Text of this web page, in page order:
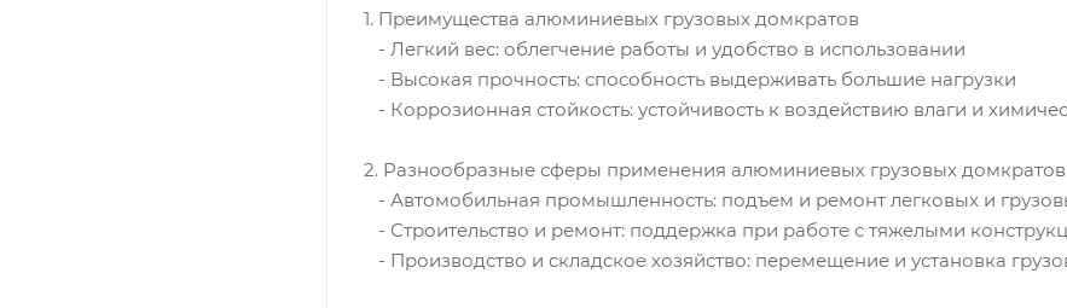
1. Преимущества алюминиевых грузовых домкратов
- Легкий вес: облегчение работы и удобство в использовании
- Высокая прочность: способность выдерживать большие нагрузки
- Коррозионная стойкость: устойчивость к воздействию влаги и
2. Разнообразные сферы применения алюминиевых грузовых домкратов
- Автомобильная промышленность: подъем и ремонт легковых и
- Строительство и ремонт: поддержка при работе с тяжелыми
- Производство и складское хозяйство: перемещение и установка